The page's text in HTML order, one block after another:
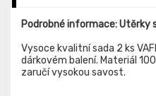
Podrobné informace: Utěrky
Vysoce kvalitní sada 2 ks
dárkovém balení. Materiál
zaručí vysokou savost.